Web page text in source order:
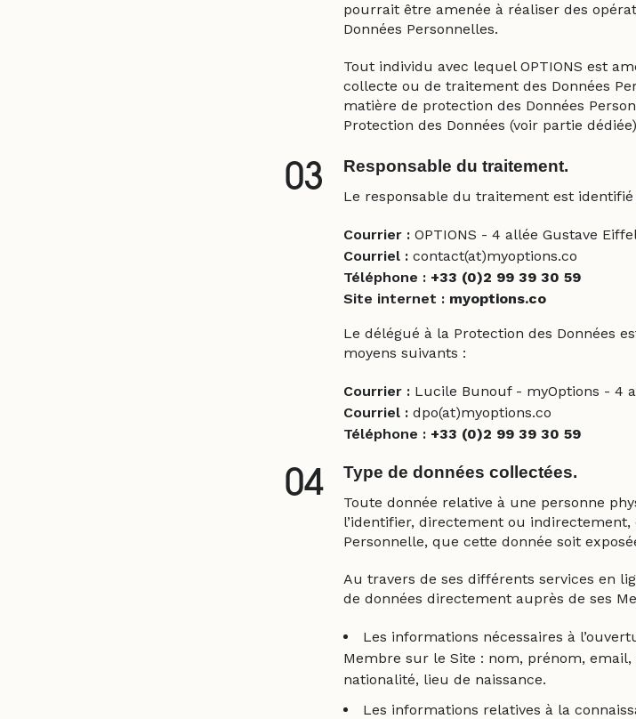
pourrait être amenée à réaliser des
Données Personnelles.
Tout individu avec lequel OPTIONS est
collecte ou de traitement des Données
matière de protection des Données
Protection des Données (voir partie
03 Responsable du traitement.
Le responsable du traitement est
Courrier : OPTIONS - 4 allée Gustave
Courriel : contact(at)myoptions.co
Téléphone : +33 (0)2 99 39 30 59
Site internet : myoptions.co
Le délégué à la Protection des Données
moyens suivants :
Courrier : Lucile Bunouf - myOptions - 4
Courriel : dpo(at)myoptions.co
Téléphone : +33 (0)2 99 39 30 59
04 Type de données collectées.
Toute donnée relative à une personne
l’identifier, directement ou
Personnelle, que cette donnée soit
Au travers de ses différents services en
de données directement auprès de ses
Les informations nécessaires à
Membre sur le Site : nom, prénom,
nationalité, lieu de naissance.
Les informations relatives à la